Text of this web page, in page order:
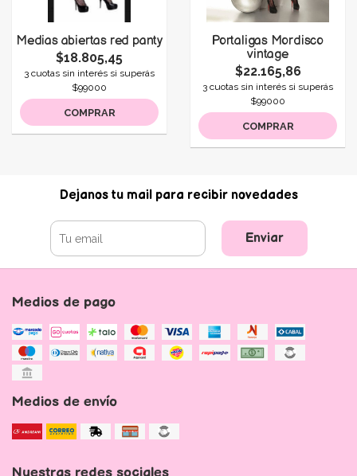
Medias abiertas red panty
$18.805,45
3 cuotas sin interés si superás
$99000
COMPRAR
Portaligas Mordisco
vintage
$22.165,86
3 cuotas sin interés si superás
$99000
COMPRAR
Dejanos tu mail para recibir novedades
Enviar
Medios de pago
Medios de envío
Nuestras redes sociales